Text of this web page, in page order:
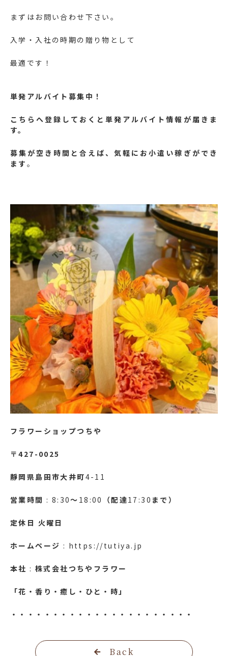
まずはお問い合わせ下さい。
入学・入社の時期の贈り物として
最適です！
単発アルバイト募集中！
こちらへ登録しておくと単発アルバイト情報が届きま
す。
募集が空き時間と合えば、気軽にお小遣い稼ぎができ
ます 。
フラワーショップつちや
〒427-0025
靜岡県島田市大井町4-11
営業時間 : 8:30～ 18:00 （配達17:30 まで）
定休日 火曜日
ホームページ : https://tutiya.jp
本社 :株式会社つちやフラワー
「花・香り・癒し・ひと・時」
・・・・・・・・・・・・・・・・・・・・・・
Back